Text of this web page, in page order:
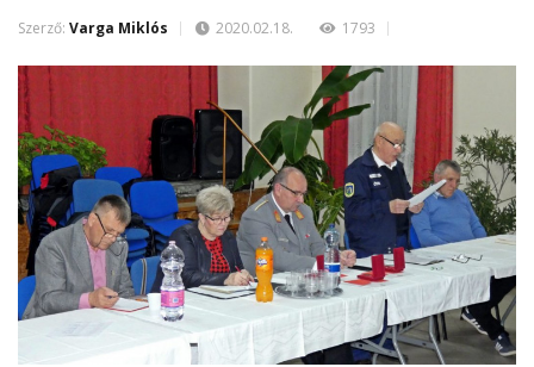
Szerző: Varga Miklós 2020.02.18. 1793